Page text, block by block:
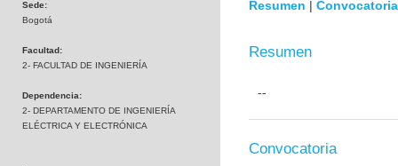
Sede:
Bogotá
Facultad:
2- FACULTAD DE INGENIERÍA
Dependencia:
2- DEPARTAMENTO DE INGENIERÍA
ELÉCTRICA Y ELECTRÓNICA
Resumen | Convocatoria
Resumen
--
Convocatoria